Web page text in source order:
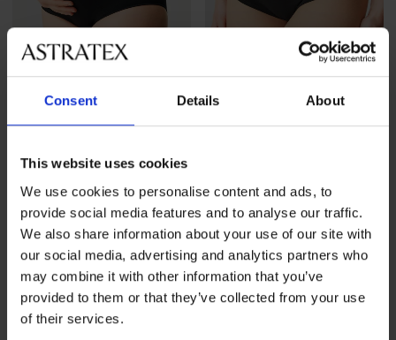
Consent Details About
This website uses cookies
We use cookies to personalise content and ads, to
provide social media features and to analyse our traffic.
We also share information about your use of our site with
our social media, advertising and analytics partners who
may combine it with other information that you’ve
provided to them or that they’ve collected from your use
of their services.
Touch s visokim strukom
Popust
11,89 €Prvobitna cijena
16,99 €
Klasične gaćice Bamboo
Nature s visokim strukom
15,99 € akcija 3+1 GRATIS